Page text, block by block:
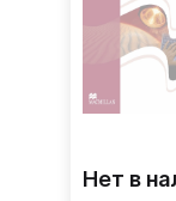
Нет в